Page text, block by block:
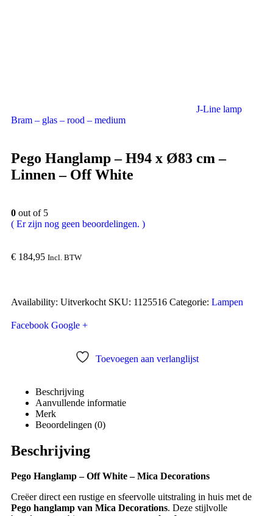
J-Line lamp
Bram – glas – rood – medium
Pego Hanglamp – H94 x Ø83 cm –
Linnen – Off White
0 out of 5
( Er zijn nog geen beoordelingen. )
€ 184,95 Incl. BTW
Availability: Uitverkocht SKU: 1125516 Categorie: Lampen
Facebook Google +
Toevoegen aan verlanglijst
Beschrijving
Aanvullende informatie
Merk
Beoordelingen (0)
Beschrijving
Pego Hanglamp – Off White – Mica Decorations
Creëer direct een rustige en sfeervolle uitstraling in huis met de
Pego hanglamp van Mica Decorations. Deze stijlvolle